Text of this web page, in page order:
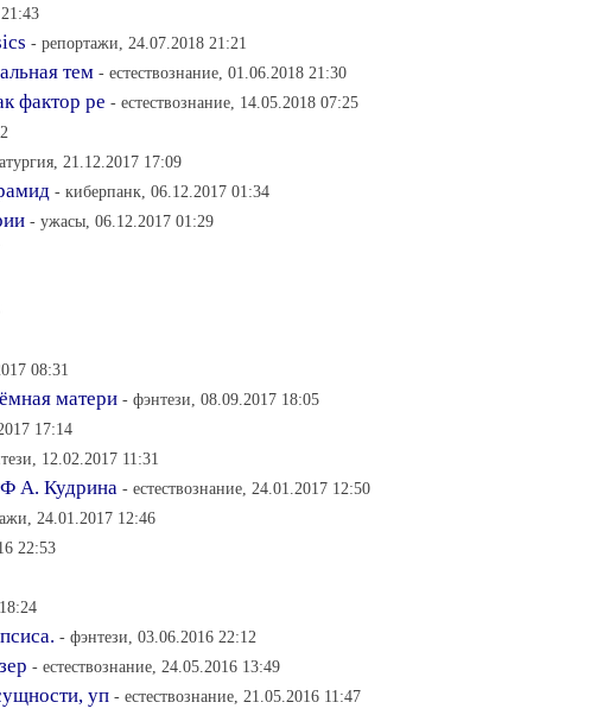
- репортажи, 24.07.2018 21:21
тем - естествознание, 01.06.2018 21:30
фактор ре - естествознание, 14.05.2018 07:25
21.12.2017 17:09
- киберпанк, 06.12.2017 01:34
- ужасы, 06.12.2017 01:29
08:31
матери - фэнтези, 08.09.2017 18:05
17:14
12.02.2017 11:31
А. Кудрина - естествознание, 24.01.2017 12:50
24.01.2017 12:46
22:53
- фэнтези, 03.06.2016 22:12
- естествознание, 24.05.2016 13:49
уп - естествознание, 21.05.2016 11:47